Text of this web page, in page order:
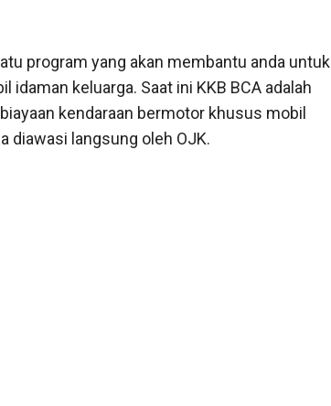
program yang akan membantu anda untuk
keluarga. Saat ini KKB BCA adalah
kendaraan bermotor khusus mobil
diawasi langsung oleh OJK.